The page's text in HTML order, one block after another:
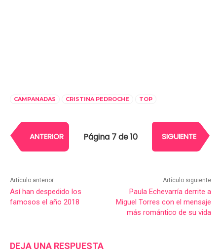
CAMPANADAS CRISTINA PEDROCHE TOP
ANTERIOR Página 7 de 10 SIGUIENTE
Artículo anterior
Así han despedido los
famosos el año 2018
Artículo siguiente
Paula Echevarría derrite a
Miguel Torres con el mensaje
más romántico de su vida
DEJA UNA RESPUESTA